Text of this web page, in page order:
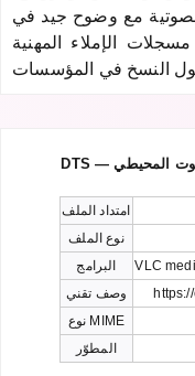
مع وضوح جيد في
الإملاء المهنية
امتداد الملف
نوع الملف
البرامج
VLC
وصف تقني
نوع MIME
المطوّر